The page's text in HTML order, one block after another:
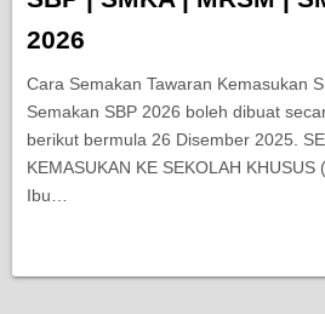
2026
Cara Semakan Tawaran Kemasukan
Semakan SBP 2026 boleh dibuat
berikut bermula 26 Disember 2025.
KEMASUKAN KE SEKOLAH KHUSUS
Ibu…